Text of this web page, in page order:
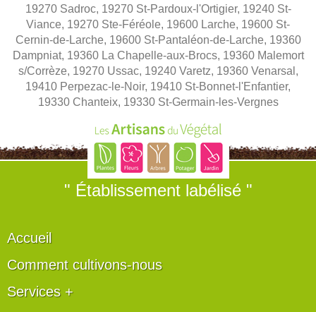
19270 Sadroc, 19270 St-Pardoux-l'Ortigier, 19240 St-
Viance, 19270 Ste-Féréole, 19600 Larche, 19600 St-
Cernin-de-Larche, 19600 St-Pantaléon-de-Larche, 19360
Dampniat, 19360 La Chapelle-aux-Brocs, 19360 Malemort
s/Corrèze, 19270 Ussac, 19240 Varetz, 19360 Venarsal,
19410 Perpezac-le-Noir, 19410 St-Bonnet-l'Enfantier,
19330 Chanteix, 19330 St-Germain-les-Vergnes
" Établissement labélisé "
Accueil
Comment cultivons-nous
Services +